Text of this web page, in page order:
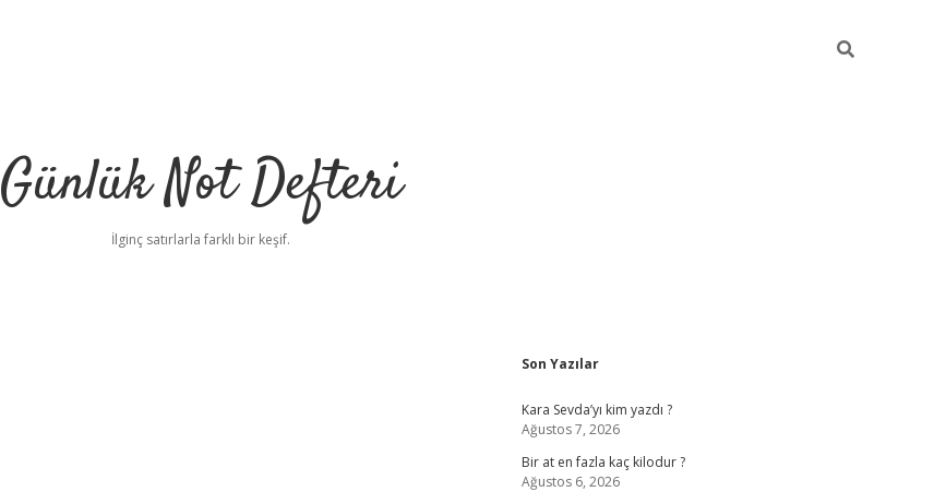
Günlük Not Defteri
İlginç satırlarla farklı bir keşif.
Sidebar
Son Yazılar
Kara Sevda’yı kim yazdı ?
Ağustos 7, 2026
Bir at en fazla kaç kilodur ?
Ağustos 6, 2026